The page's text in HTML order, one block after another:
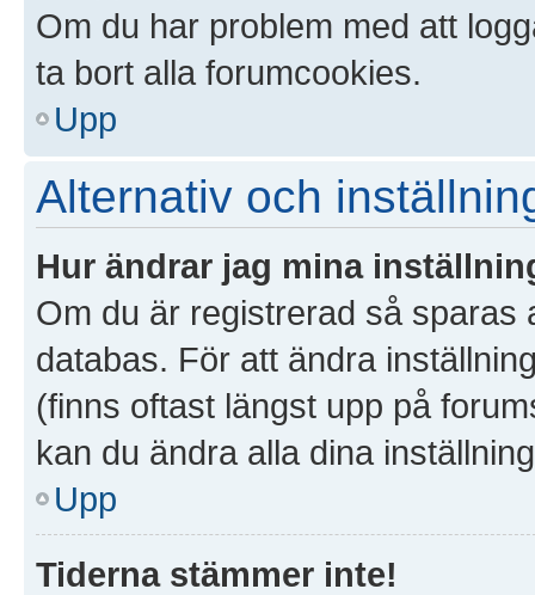
Om du har problem med att
ta bort alla forumcookies.
Upp
Alternativ och
Hur ändrar jag mina
Om du är registrerad så sparas
databas. För att ändra
(finns oftast längst upp på
kan du ändra alla dina
Upp
Tiderna stämmer inte!